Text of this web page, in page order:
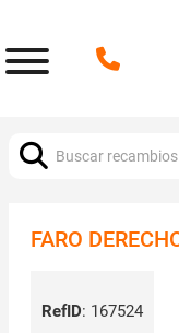
FARO
RefID: 167524